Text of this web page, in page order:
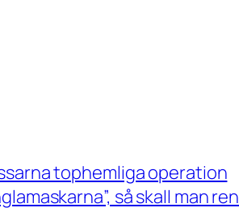
tophemliga operation
så skall man